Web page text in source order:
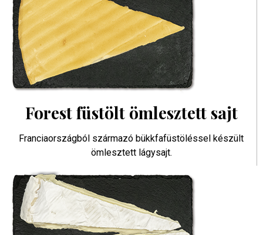
Forest füstölt ömlesztett sajt
Franciaországból származó bükkfafüstöléssel készült
ömlesztett lágysajt.